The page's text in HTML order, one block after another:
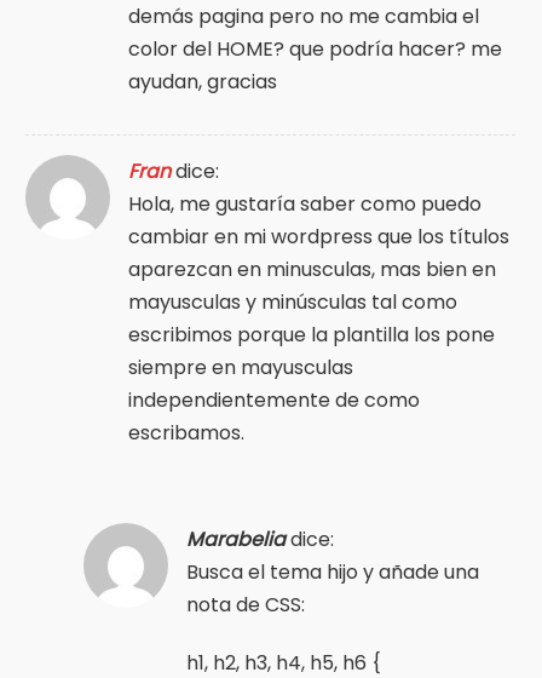
demás pagina pero no me cambia el
color del HOME? que podría hacer? me
ayudan, gracias
Frandice:
Hola, me gustaría saber como puedo
cambiar en mi wordpress que los títulos
aparezcan en minusculas, mas bien en
mayusculas y minúsculas tal como
escribimos porque la plantilla los pone
siempre en mayusculas
independientemente de como
escribamos.
Marabeliadice:
Busca el tema hijo y añade una
nota de CSS:
h1, h2, h3, h4, h5, h6 {